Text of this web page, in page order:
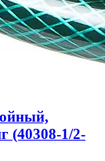
(40308-1/2-